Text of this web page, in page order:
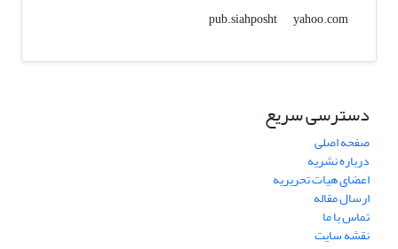
pub.siahposht
yahoo.com
دسترسی سریع
صفحه اصلی
درباره نشریه
اعضای هیات تحریریه
ارسال مقاله
تماس با ما
نقشه سایت